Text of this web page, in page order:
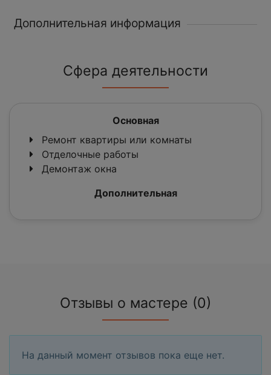
Дополнительная информация
Сфера деятельности
Основная
Ремонт квартиры или комнаты
Отделочные работы
Демонтаж окна
Дополнительная
Отзывы о мастере (0)
На данный момент отзывов пока еще нет.